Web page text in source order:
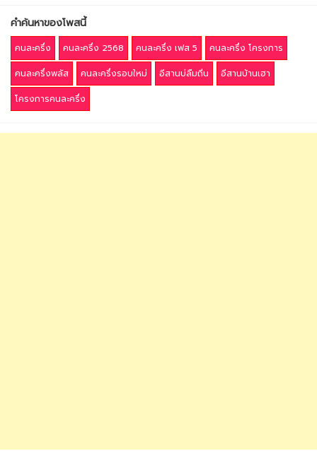
คำค้นหาของโพสนี้
คนละครึ่ง คนละครึ่ง 2568 คนละครึ่ง เฟส 5
คนละครึ่ง โครงการ
คนละครึ่งพลัส
คนละครึ่งรอบใหม่ อีสานบ่ลืมถิ่น
อีสานบ้านเฮา
โครงการคนละครึ่ง